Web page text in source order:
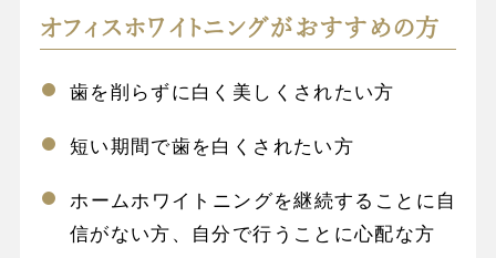
オフィスホワイトニングがおすすめの方
歯を削らずに白く美しくされたい方
短い期間で歯を白くされたい方
ホームホワイトニングを継続することに自
信がない方、自分で行うことに心配な方